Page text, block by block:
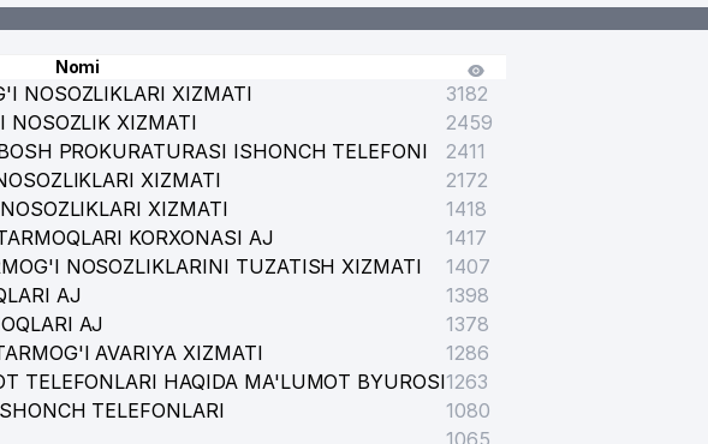
VA TEHNIK JIHATDAN TARTIBGA SOLISH ILMIY-TADQIQOT INSTITUTI
Nomi
NOSOZLIKLARI XIZMATI
3182
NOSOZLIK XIZMATI
2459
PROKURATURASI ISHONCH TELEFONI
2411
XIZMATI
2172
XIZMATI
1418
KORXONASI AJ
1417
NOSOZLIKLARINI TUZATISH XIZMATI
1407
AJ
1398
AJ
1378
AVARIYA XIZMATI
1286
TELEFONLARI HAQIDA MA'LUMOT BYUROSI1263
TELEFONLARI
1080
1065